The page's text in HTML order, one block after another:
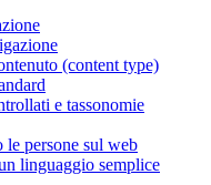
(content type)
e tassonomie
le persone sul web
linguaggio semplice